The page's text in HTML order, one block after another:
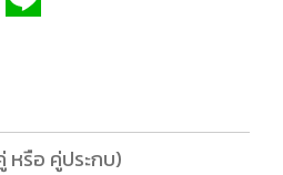
หรือ คู่ประกบ)